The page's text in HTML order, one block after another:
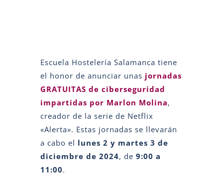
Escuela Hostelería Salamanca tiene
el honor de anunciar unas jornadas
GRATUITAS de ciberseguridad
impartidas por Marlon Molina,
creador de la serie de Netflix
«Alerta». Estas jornadas se llevarán
a cabo el lunes 2 y martes 3 de
diciembre de 2024, de 9:00 a
11:00.